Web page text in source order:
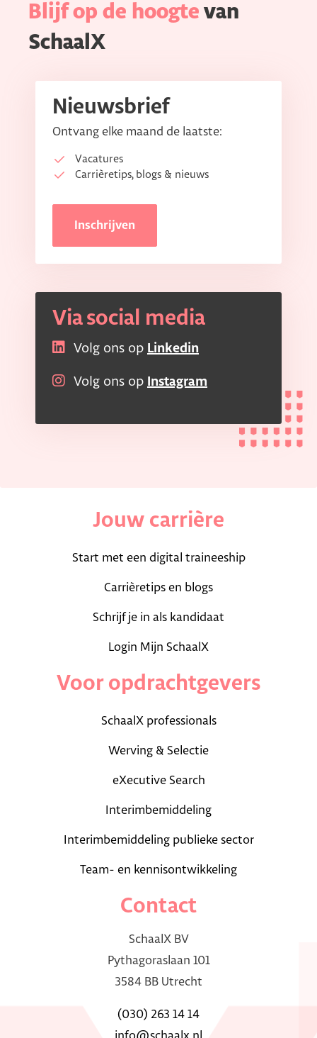
Blijf op de hoogte van
SchaalX
Nieuwsbrief
Ontvang elke maand de laatste:
Vacatures
Carrièretips, blogs & nieuws
Inschrijven
Via social media
Volg ons op Linkedin
Volg ons op Instagram
Jouw carrière
Start met een digital traineeship
Carrièretips en blogs
Schrijf je in als kandidaat
Login Mijn SchaalX
Voor opdrachtgevers
SchaalX professionals
Werving & Selectie
eXecutive Search
Interimbemiddeling
Interimbemiddeling publieke sector
Team- en kennisontwikkeling
Contact
SchaalX BV
Pythagoraslaan 101
3584 BB Utrecht
(030) 263 14 14